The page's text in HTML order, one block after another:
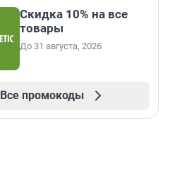
Скидка 10% на все
товары
До 31 августа, 2026
Все промокоды